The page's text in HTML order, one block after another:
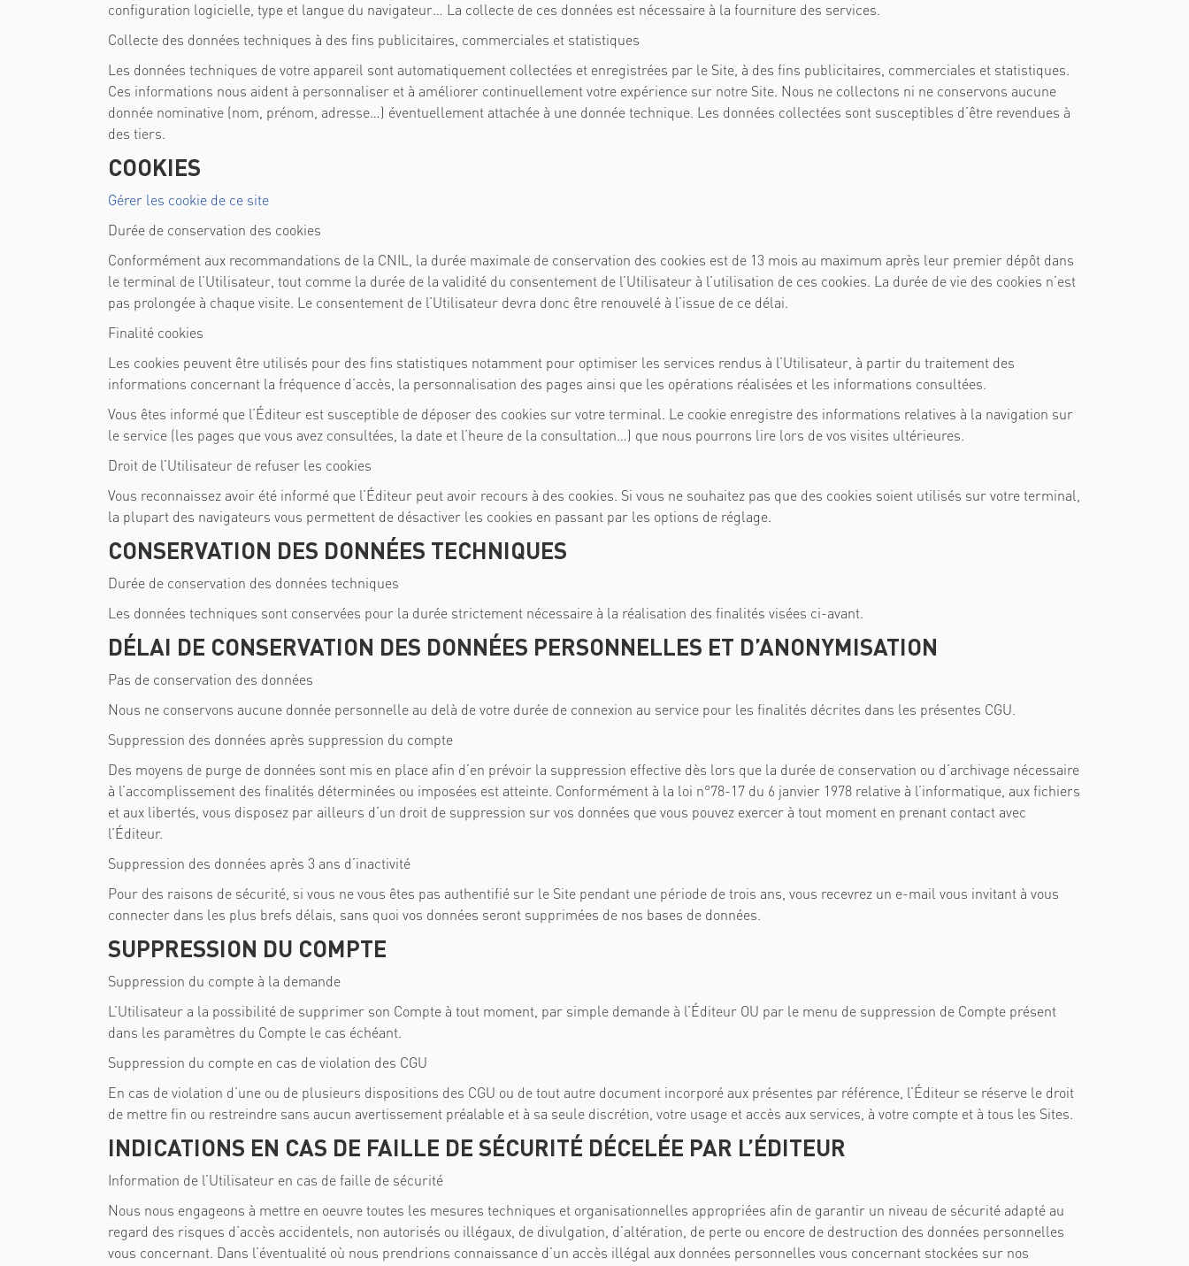
configuration logicielle, type et langue du navigateur… La collecte de ces données est nécessaire à la fourniture des services.
Collecte des données techniques à des fins publicitaires, commerciales et statistiques
Les données techniques de votre appareil sont automatiquement collectées et enregistrées par le Site, à des fins publicitaires, commerciales et statistiques.
Ces informations nous aident à personnaliser et à améliorer continuellement votre expérience sur notre Site. Nous ne collectons ni ne conservons aucune
donnée nominative (nom, prénom, adresse…) éventuellement attachée à une donnée technique. Les données collectées sont susceptibles d’être revendues à
des tiers.
COOKIES
Gérer les cookie de ce site
Durée de conservation des cookies
Conformément aux recommandations de la CNIL, la durée maximale de conservation des cookies est de 13 mois au maximum après leur premier dépôt dans
le terminal de l’Utilisateur, tout comme la durée de la validité du consentement de l’Utilisateur à l’utilisation de ces cookies. La durée de vie des cookies n’est
pas prolongée à chaque visite. Le consentement de l’Utilisateur devra donc être renouvelé à l’issue de ce délai.
Finalité cookies
Les cookies peuvent être utilisés pour des fins statistiques notamment pour optimiser les services rendus à l’Utilisateur, à partir du traitement des
informations concernant la fréquence d’accès, la personnalisation des pages ainsi que les opérations réalisées et les informations consultées.
Vous êtes informé que l’Éditeur est susceptible de déposer des cookies sur votre terminal. Le cookie enregistre des informations relatives à la navigation sur
le service (les pages que vous avez consultées, la date et l’heure de la consultation…) que nous pourrons lire lors de vos visites ultérieures.
Droit de l’Utilisateur de refuser les cookies
Vous reconnaissez avoir été informé que l’Éditeur peut avoir recours à des cookies. Si vous ne souhaitez pas que des cookies soient utilisés sur votre terminal,
la plupart des navigateurs vous permettent de désactiver les cookies en passant par les options de réglage.
CONSERVATION DES DONNÉES TECHNIQUES
Durée de conservation des données techniques
Les données techniques sont conservées pour la durée strictement nécessaire à la réalisation des finalités visées ci-avant.
DÉLAI DE CONSERVATION DES DONNÉES PERSONNELLES ET D’ANONYMISATION
Pas de conservation des données
Nous ne conservons aucune donnée personnelle au delà de votre durée de connexion au service pour les finalités décrites dans les présentes CGU.
Suppression des données après suppression du compte
Des moyens de purge de données sont mis en place afin d’en prévoir la suppression effective dès lors que la durée de conservation ou d’archivage nécessaire
à l’accomplissement des finalités déterminées ou imposées est atteinte. Conformément à la loi n°78-17 du 6 janvier 1978 relative à l’informatique, aux fichiers
et aux libertés, vous disposez par ailleurs d’un droit de suppression sur vos données que vous pouvez exercer à tout moment en prenant contact avec
l’Éditeur.
Suppression des données après 3 ans d’inactivité
Pour des raisons de sécurité, si vous ne vous êtes pas authentifié sur le Site pendant une période de trois ans, vous recevrez un e-mail vous invitant à vous
connecter dans les plus brefs délais, sans quoi vos données seront supprimées de nos bases de données.
SUPPRESSION DU COMPTE
Suppression du compte à la demande
L’Utilisateur a la possibilité de supprimer son Compte à tout moment, par simple demande à l’Éditeur OU par le menu de suppression de Compte présent
dans les paramètres du Compte le cas échéant.
Suppression du compte en cas de violation des CGU
En cas de violation d’une ou de plusieurs dispositions des CGU ou de tout autre document incorporé aux présentes par référence, l’Éditeur se réserve le droit
de mettre fin ou restreindre sans aucun avertissement préalable et à sa seule discrétion, votre usage et accès aux services, à votre compte et à tous les Sites.
INDICATIONS EN CAS DE FAILLE DE SÉCURITÉ DÉCELÉE PAR L’ÉDITEUR
Information de l’Utilisateur en cas de faille de sécurité
Nous nous engageons à mettre en oeuvre toutes les mesures techniques et organisationnelles appropriées afin de garantir un niveau de sécurité adapté au
regard des risques d’accès accidentels, non autorisés ou illégaux, de divulgation, d’altération, de perte ou encore de destruction des données personnelles
vous concernant. Dans l’éventualité où nous prendrions connaissance d’un accès illégal aux données personnelles vous concernant stockées sur nos